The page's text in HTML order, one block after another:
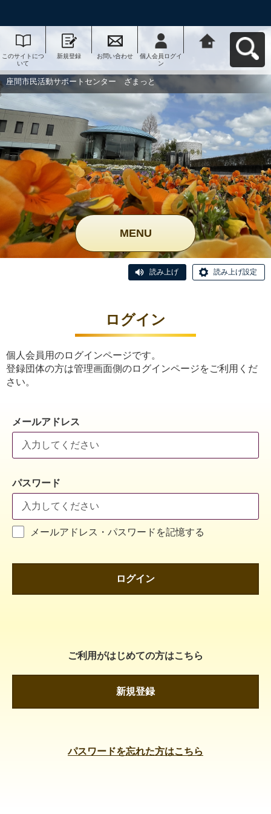
このサイトにつ
いて
新規登録 お問い合わせ
個人会員ログイ
ン
ー ざまっとへ
座間市民活動サポートセンター ざまっと
MENU
読み上げ 読み上げ設定
ログイン
個人会員用のログインページです。
登録団体の方は管理画面側のログインページをご利用くだ
さい。
メールアドレス
パスワード
メールアドレス・パスワードを記憶する
ログイン
ご利用がはじめての方はこちら
新規登録
パスワードを忘れた方はこちら